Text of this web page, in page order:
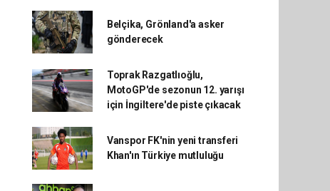
Belçika, Grönland'a asker
gönderecek
Toprak Razgatlıoğlu,
MotoGP'de sezonun 12. yarışı
için İngiltere'de piste çıkacak
Vanspor FK'nin yeni transferi
Khan'ın Türkiye mutluluğu